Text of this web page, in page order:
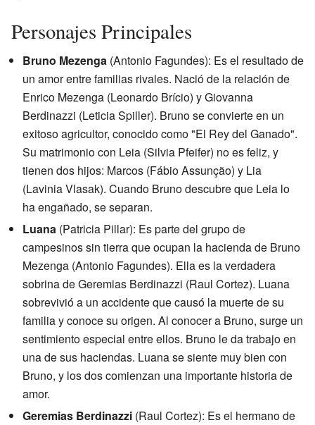
Personajes Principales
Bruno Mezenga (Antonio Fagundes): Es el resultado de
un amor entre familias rivales. Nació de la relación de
Enrico Mezenga (Leonardo Brício) y Giovanna
Berdinazzi (Leticia Spiller). Bruno se convierte en un
exitoso agricultor, conocido como "El Rey del Ganado".
Su matrimonio con Leia (Silvia Pfeifer) no es feliz, y
tienen dos hijos: Marcos (Fábio Assunção) y Lia
(Lavinia Vlasak). Cuando Bruno descubre que Leia lo
ha engañado, se separan.
Luana (Patricia Pillar): Es parte del grupo de
campesinos sin tierra que ocupan la hacienda de Bruno
Mezenga (Antonio Fagundes). Ella es la verdadera
sobrina de Geremias Berdinazzi (Raul Cortez). Luana
sobrevivió a un accidente que causó la muerte de su
familia y conoce su origen. Al conocer a Bruno, surge un
sentimiento especial entre ellos. Bruno le da trabajo en
una de sus haciendas. Luana se siente muy bien con
Bruno, y los dos comienzan una importante historia de
amor.
Geremias Berdinazzi (Raul Cortez): Es el hermano de